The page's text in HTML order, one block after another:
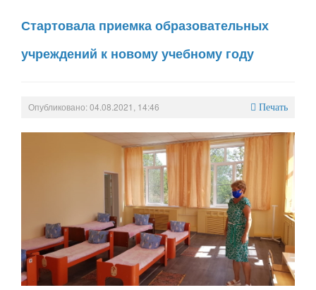
Стартовала приемка образовательных
учреждений к новому учебному году
Опубликовано: 04.08.2021, 14:46 Печать